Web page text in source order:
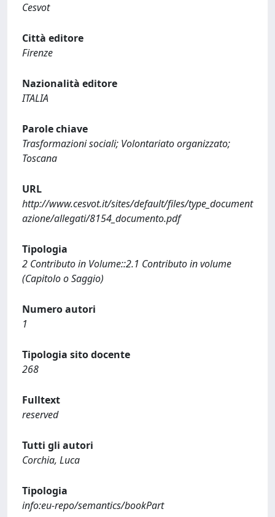
Cesvot
Città editore
Firenze
Nazionalità editore
ITALIA
Parole chiave
Trasformazioni sociali; Volontariato organizzato;
Toscana
URL
http://www.cesvot.it/sites/default/files/type_document
azione/allegati/8154_documento.pdf
Tipologia
2 Contributo in Volume::2.1 Contributo in volume
(Capitolo o Saggio)
Numero autori
1
Tipologia sito docente
268
Fulltext
reserved
Tutti gli autori
Corchia, Luca
Tipologia
info:eu-repo/semantics/bookPart